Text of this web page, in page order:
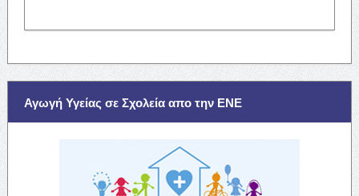
Αγωγή Υγείας σε Σχολεία απο την ΕΝΕ